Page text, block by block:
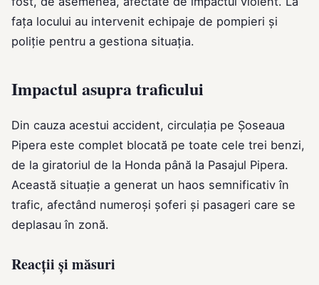
fața locului au intervenit echipaje de pompieri și
poliție pentru a gestiona situația.
Impactul asupra traficului
Din cauza acestui accident, circulația pe Șoseaua
Pipera este complet blocată pe toate cele trei benzi,
de la giratoriul de la Honda până la Pasajul Pipera.
Această situație a generat un haos semnificativ în
trafic, afectând numeroși șoferi și pasageri care se
deplasau în zonă.
Reacții și măsuri